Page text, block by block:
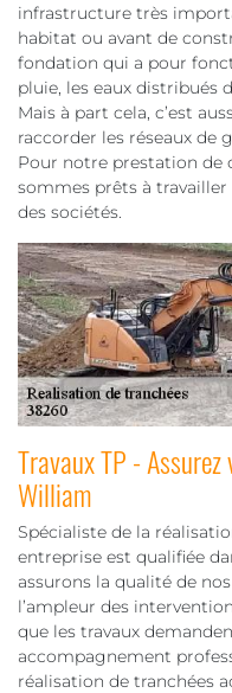
infrastructure très
habitat ou avant de
fondation qui a pour
pluie, les eaux distribués
Mais à part cela, c’est
raccorder les réseaux de
Pour notre prestation de
sommes prêts à travailler
des sociétés.
Travaux TP - Assurez
William
Spécialiste de la
entreprise est qualifiée
assurons la qualité de
l’ampleur des
que les travaux
accompagnement
réalisation de tranchées